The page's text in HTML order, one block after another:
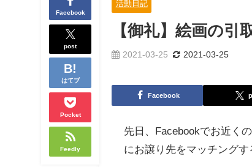
Facebook
post
はてブ
Pocket
Feedly
活動日記
【御礼】絵画の引
2021-03-25 2021-03-25
Facebook
先日、Facebookでお近く
にお譲り先をマッチングす